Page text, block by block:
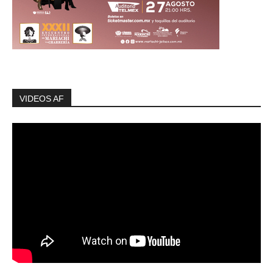
VIDEOS AF